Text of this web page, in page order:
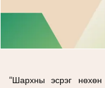
“Шархны эсрэг нөхөн